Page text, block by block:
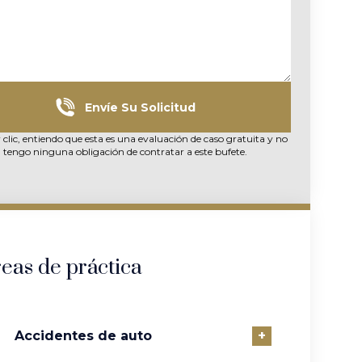
Envíe Su Solicitud
clic, entiendo que esta es una evaluación de caso gratuita y no
tengo ninguna obligación de contratar a este bufete.
de práctica
Accidentes de auto +